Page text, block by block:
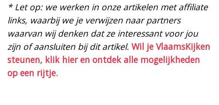
* Let op: we werken in onze artikelen met affiliate
links, waarbij we je verwijzen naar partners
waarvan wij denken dat ze interessant voor jou
zijn of aansluiten bij dit artikel. Wil je VlaamsKijken
steunen, klik hier en ontdek alle mogelijkheden
op een rijtje.